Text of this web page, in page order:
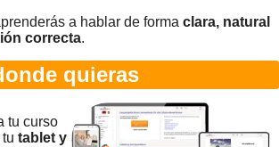
a hablar de forma clara, natural
correcta.
quieras
tu curso
tablet y